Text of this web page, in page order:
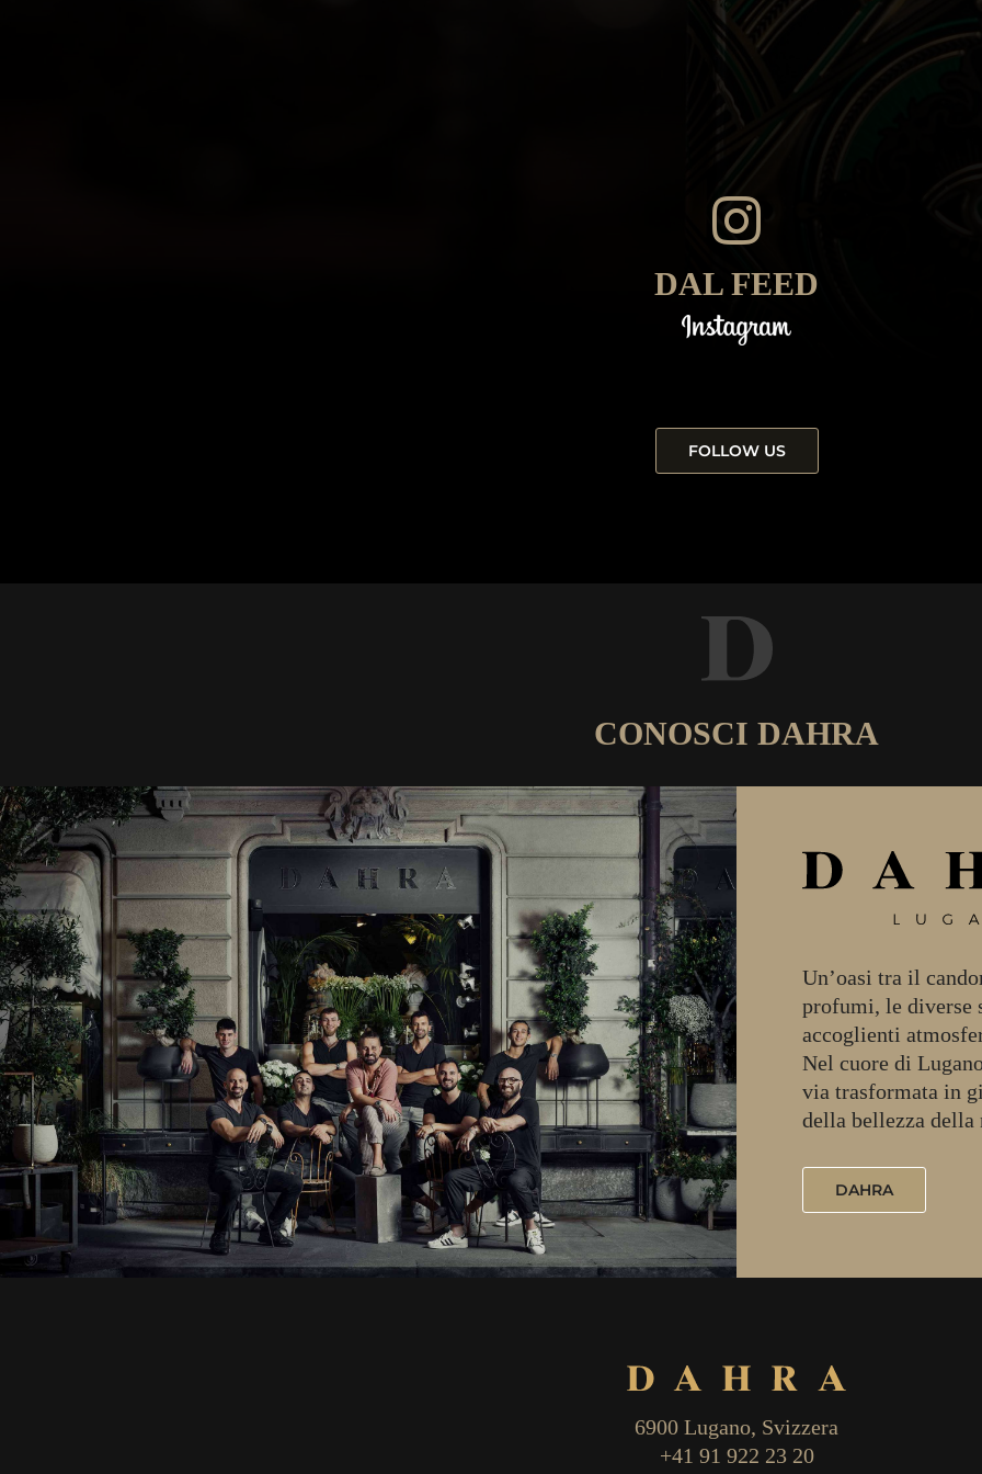
DAL FEED
FOLLOW US
CONOSCI DAHRA
Un’oasi tra il
profumi, le diverse
accoglienti
Nel cuore di
via trasformata in
della bellezza della
DAHRA
6900 Lugano, Svizzera
+41 91 922 23 20